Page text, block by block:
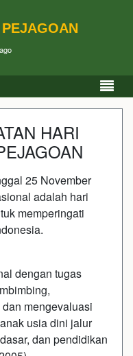
HARI
25 November
adalah hari
memperingati
dengan tugas
mengevaluasi
usia dini jalur
dan pendidikan